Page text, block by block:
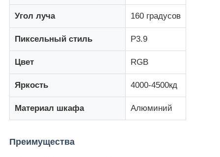
Запросить расценки
Светодиодная сетчатая дисплей
Светодиод прозрачный экран пленки
Прозрачный светодиодный дисплей
Угол луча 160 градусов
Пиксельный стиль P3.9
Цвет RGB
Яркость 4000-4500кд
Материал шкафа Алюминий
Преимущества